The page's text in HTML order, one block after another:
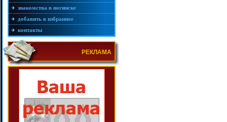
знакомства в ногинске
добавить в избранное
контакты
РЕКЛАМА